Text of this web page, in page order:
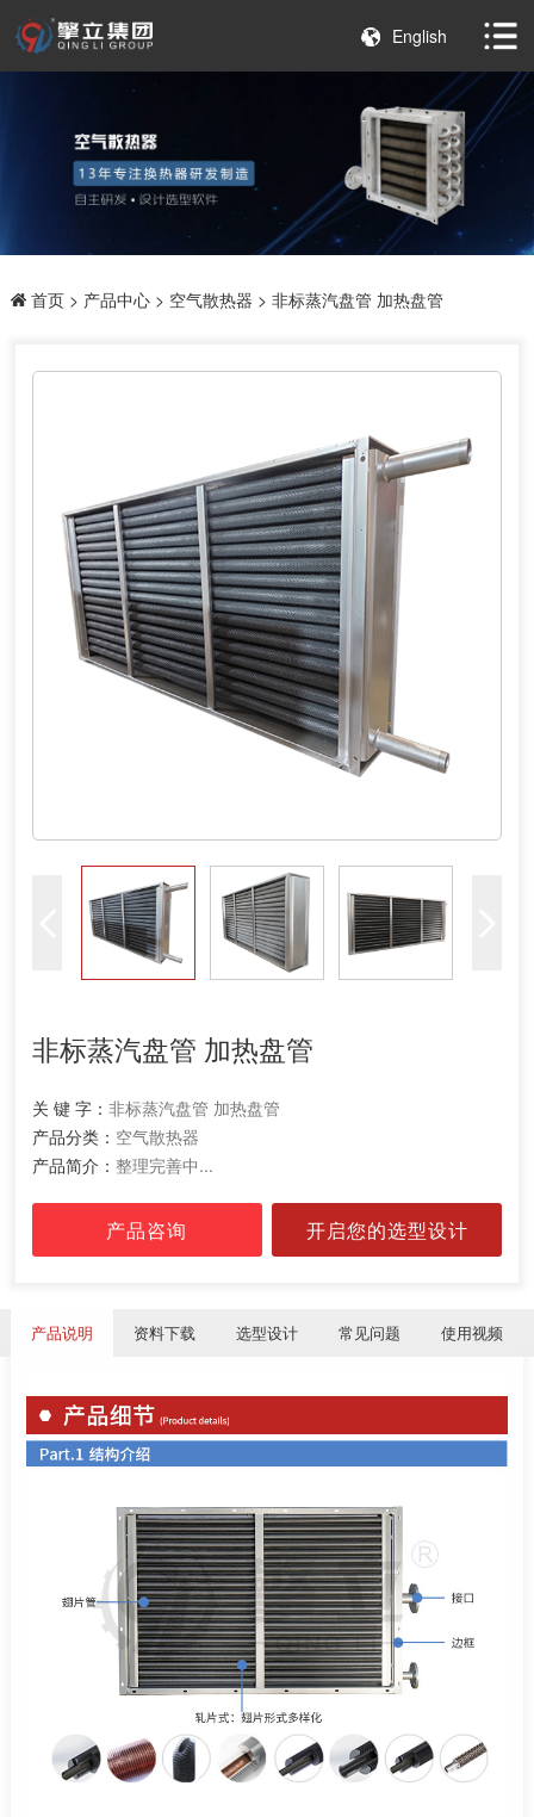
English
首页> 产品中心> 空气散热器 > 非标蒸汽盘管 加热盘管
非标蒸汽盘管 加热盘管
关 键 字： 非标蒸汽盘管 加热盘管
产品分类： 空气散热器
产品简介： 整理完善中...
产品咨询 开启您的选型设计
产品说明 资料下载 选型设计 常见问题 使用视频